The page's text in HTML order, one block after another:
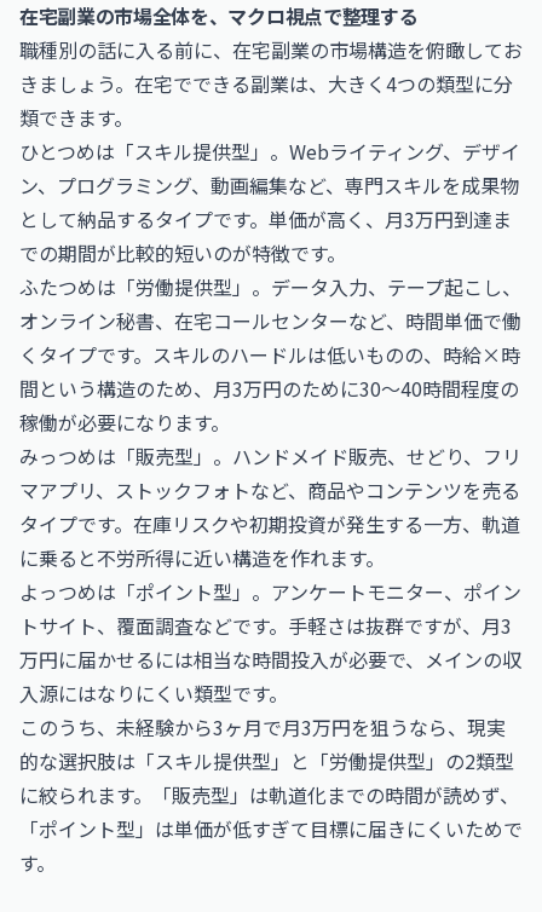
在宅副業の市場全体を、マクロ視点で整理する
職種別の話に入る前に、在宅副業の市場構造を俯瞰してお
きましょう。在宅でできる副業は、大きく4つの類型に分
類できます。
ひとつめは「スキル提供型」。Webライティング、デザイ
ン、プログラミング、動画編集など、専門スキルを成果物
として納品するタイプです。単価が高く、月3万円到達ま
での期間が比較的短いのが特徴です。
ふたつめは「労働提供型」。データ入力、テープ起こし、
オンライン秘書、在宅コールセンターなど、時間単価で働
くタイプです。スキルのハードルは低いものの、時給×時
間という構造のため、月3万円のために30〜40時間程度の
稼働が必要になります。
みっつめは「販売型」。ハンドメイド販売、せどり、フリ
マアプリ、ストックフォトなど、商品やコンテンツを売る
タイプです。在庫リスクや初期投資が発生する一方、軌道
に乗ると不労所得に近い構造を作れます。
よっつめは「ポイント型」。アンケートモニター、ポイン
トサイト、覆面調査などです。手軽さは抜群ですが、月3
万円に届かせるには相当な時間投入が必要で、メインの収
入源にはなりにくい類型です。
このうち、未経験から3ヶ月で月3万円を狙うなら、現実
的な選択肢は「スキル提供型」と「労働提供型」の2類型
に絞られます。「販売型」は軌道化までの時間が読めず、
「ポイント型」は単価が低すぎて目標に届きにくいためで
す。